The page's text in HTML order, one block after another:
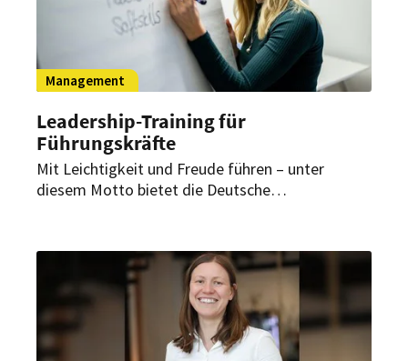
Management
Leadership-Training für
Führungskräfte
Mit Leichtigkeit und Freude führen – unter
diesem Motto bietet die Deutsche
sollen dabei nicht nur neue Tools und Fähigkeiten
vermittelt werden, sondern auch der Spaß am
Aufgabenbereich.